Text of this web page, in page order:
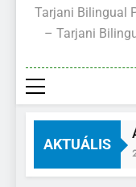
Tarjani Bilingual
– Tarjani
AKTUÁLIS